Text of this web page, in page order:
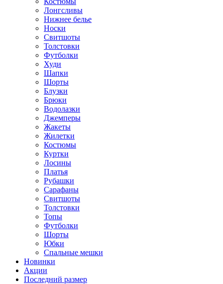
Лонгсливы
Нижнее белье
Носки
Свитшоты
Толстовки
Футболки
Худи
Шапки
Шорты
Блузки
Брюки
Водолазки
Джемперы
Жакеты
Жилетки
Костюмы
Куртки
Лосины
Платья
Рубашки
Сарафаны
Свитшоты
Толстовки
Топы
Футболки
Шорты
Юбки
Спальные мешки
Новинки
Акции
Последний размер